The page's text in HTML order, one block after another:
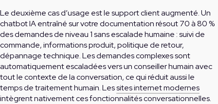
Le deuxième cas d’usage est le support client augmenté. Un
chatbot IA entraîné sur votre documentation résout 70 à 80 %
des demandes de niveau 1 sans escalade humaine : suivi de
commande, informations produit, politique de retour,
dépannage technique. Les demandes complexes sont
automatiquement escaladées vers un conseiller humain avec
tout le contexte de la conversation, ce qui réduit aussi le
temps de traitement humain. Lessites internet modernes
intègrent nativement ces fonctionnalités conversationnelles.